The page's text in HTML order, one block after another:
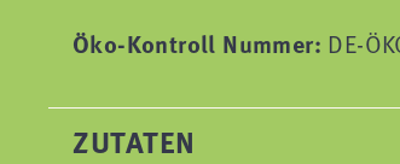
Öko-Kontroll Nummer: DE-
ZUTATEN